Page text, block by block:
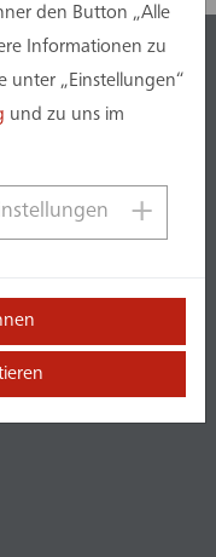
den Button „Alle
Informationen zu
unter „Einstellungen“
und zu uns im